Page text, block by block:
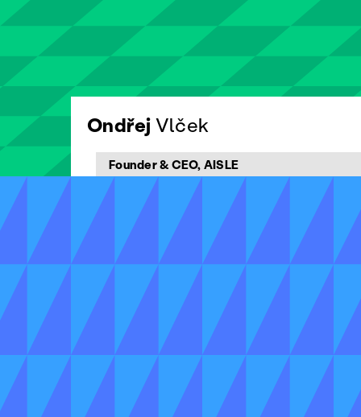
OndřejVlček
Founder & CEO, AISLE